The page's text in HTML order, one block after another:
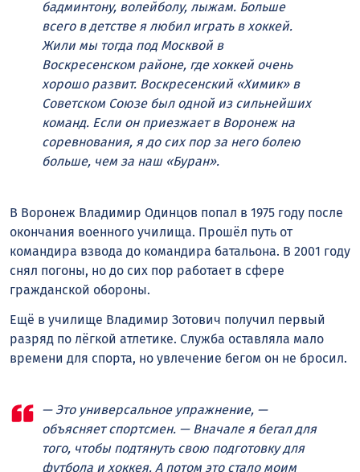
бадминтону, волейболу, лыжам. Больше
всего в детстве я любил играть в хоккей.
Жили мы тогда под Москвой в
Воскресенском районе, где хоккей очень
хорошо развит. Воскресенский «Химик» в
Советском Союзе был одной из сильнейших
команд. Если он приезжает в Воронеж на
соревнования, я до сих пор за него болею
больше, чем за наш «Буран».
В Воронеж Владимир Одинцов попал в 1975 году после
окончания военного училища. Прошёл путь от
командира взвода до командира батальона. В 2001 году
снял погоны, но до сих пор работает в сфере
гражданской обороны.
Ещё в училище Владимир Зотович получил первый
разряд по лёгкой атлетике. Служба оставляла мало
времени для спорта, но увлечение бегом он не бросил.
— Это универсальное упражнение, —
объясняет спортсмен. — Вначале я бегал для
того, чтобы подтянуть свою подготовку для
футбола и хоккея. А потом это стало моим